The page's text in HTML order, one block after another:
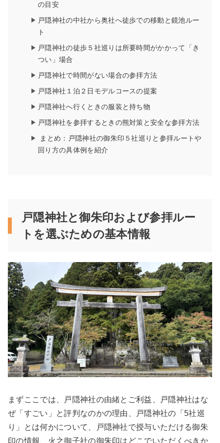
の目安
戸隠神社の中社から奥社へ徒歩での移動と鏡池ルー
ト
戸隠神社の徒歩５社巡りは所要時間がかかって「き
つい」場合
戸隠神社で時間がない場合の参拝方法
戸隠神社１泊２日モデルコースの提案
戸隠神社へ行くときの服装と持ち物
戸隠神社を参拝するときの熊対策と安全な参拝方法
まとめ：戸隠神社の御朱印５社巡りと参拝ルートや
回り方の具体例を紹介
戸隠神社と御朱印および参拝ルー
トを選ぶための基本情報
まずここでは、戸隠神社の由緒とご利益、戸隠神社はな
ぜ「すごい」と評判なのかの理由、戸隠神社の「5社巡
り」とは何かについて、戸隠神社で授与いただける御朱
印の情報、火之御子社の御朱印はどこでいただくべきか